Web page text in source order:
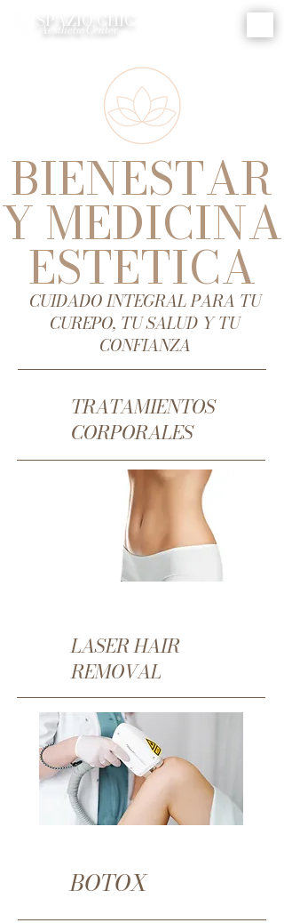
SPAZIO CHIC
Aesthetic Center
BIENESTAR
Y MEDICINA
ESTETICA
CUIDADO INTEGRAL PARA TU
CUREPO, TU SALUD Y TU
CONFIANZA
TRATAMIENTOS
CORPORALES
LASER HAIR
REMOVAL
BOTOX